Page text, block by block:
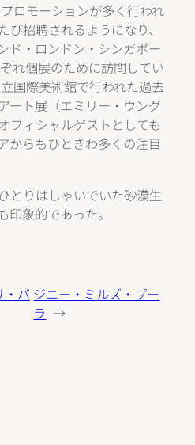
ロモーションが多く行われ
招聘されるようになり、
ド・ロンドン・シンガポー
れ個展のために訪問してい
国際美術館で行われた過去
ート展（エミリー・ウング
フィシャルゲストとしても
からもひときわ多くの注目
とりはしゃいでいた砂漠生
印象的であった。
・バ ジニー・ミルズ・プー
ラ →